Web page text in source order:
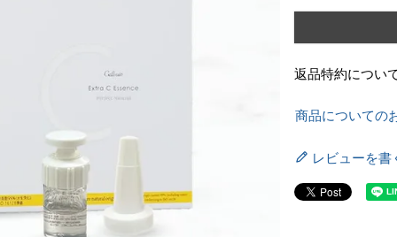
返品特約につい
商品についての
レビューを書